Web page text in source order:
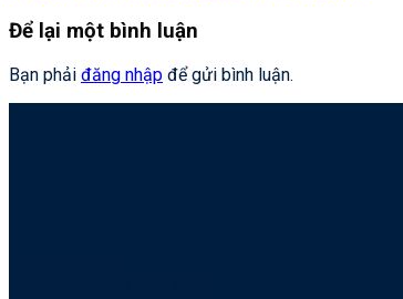
Để lại một bình luận
Bạn phải đăng nhập để gửi bình luận.